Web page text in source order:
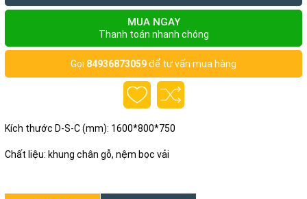
MUA NGAY
Thanh toán nhanh chóng
Gọi 84936873059để tư vấn mua hàng
Kích thước D-S-C (mm): 1600*800*750
Chất liệu: khung chân gỗ, nệm bọc vải